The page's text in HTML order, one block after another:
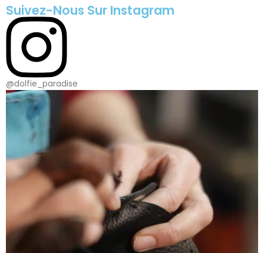
Suivez-Nous Sur Instagram
@dolfie_paradise